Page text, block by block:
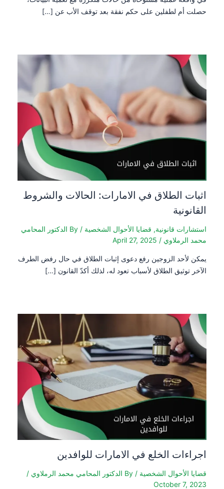
لطفلين على حكم نفقة بعد توقف الأب عن […]
الطلاق في الامارات: الحالات والشروط
قانونية,قضايا الأحوال الشخصية/ By
الدكتور المحامي
/
April 27, 2025
الزوجين رفع دعوى إثبات الطلاق في حال رفض الطرف
الطلاق لأسباب تعود له، لذلك أكدّ القانون […]
الخلع في الامارات للوافدين
الشخصية/ By الدكتور المحامي محمد الرملاوي/
October